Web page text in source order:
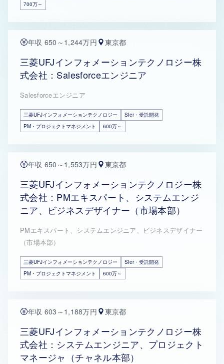
700万～
年収 650～1,244万円 東京都
三菱UFJインフォメーションテクノロジー株
式会社：Salesforceエンジニア
Salesforceエンジニア
三菱UFJインフォメーションテクノロジー
SIer・受託開発
PM・プロジェクトマネジメント
600万～
年収 650～1,553万円 東京都
三菱UFJインフォメーションテクノロジー株
式会社：PMエキスパート、システムエンジ
ニア、ビジネスデザイナー（市場本部）
PMエキスパート、システムエンジニア、ビジネスデザイナー
（市場本部）
三菱UFJインフォメーションテクノロジー
SIer・受託開発
PM・プロジェクトマネジメント
600万～
年収 603～1,188万円 東京都
三菱UFJインフォメーションテクノロジー株
式会社：システムエンジニア、プロジェクト
マネージャ（チャネル本部）